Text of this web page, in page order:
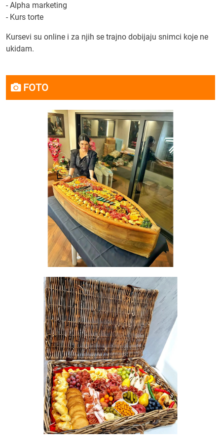
- Alpha marketing
- Kurs torte
Kursevi su online i za njih se trajno dobijaju snimci koje ne
ukidam.
FOTO